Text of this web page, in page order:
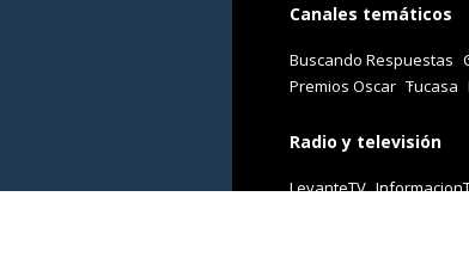
Canales temáticos
Buscando Respuestas
Premios Oscar Tucasa
Radio y televisión
LevanteTV